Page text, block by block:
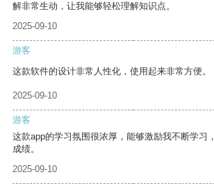
解非常生动，让我能够轻松理解知识点。
2025-09-10
游客
这款软件的设计非常人性化，使用起来非常方便。
2025-09-10
游客
这款app的学习氛围很浓厚，能够激励我不断学习
成绩。
2025-09-10